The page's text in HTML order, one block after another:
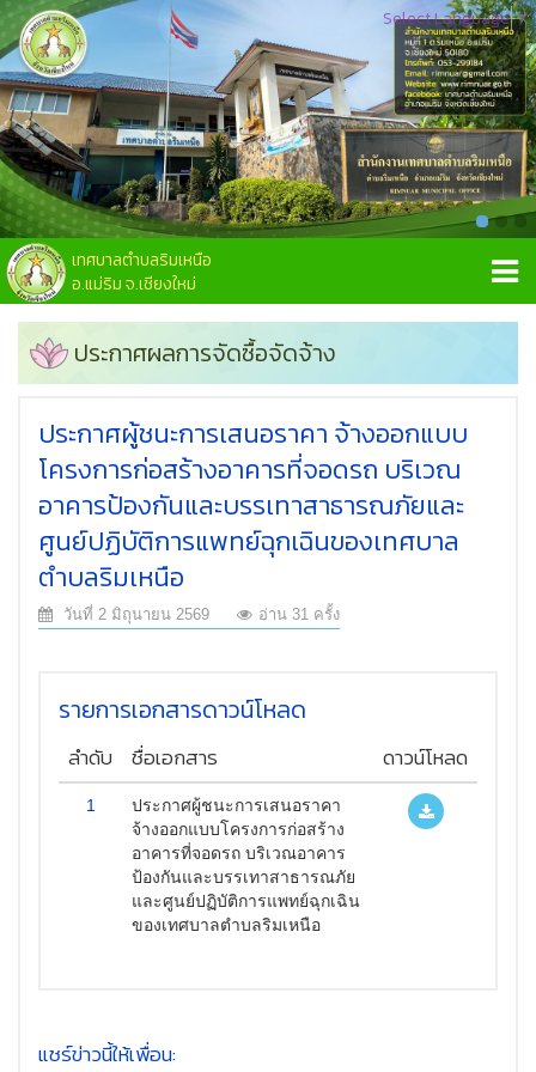
เทศบาลตำบลริมเหนือ
อ.แม่ริม จ.เชียงใหม่
Select Language▼
ประกาศผลการจัดซื้อจัดจ้าง
ประกาศผู้ชนะการเสนอราคา จ้างออกแบบ
โครงการก่อสร้างอาคารที่จอดรถ บริเวณ
อาคารป้องกันและบรรเทาสาธารณภัยและ
ศูนย์ปฏิบัติการแพทย์ฉุกเฉินของเทศบาล
ตำบลริมเหนือ
วันที่ 2 มิถุนายน 2569 อ่าน 31 ครั้ง
รายการเอกสารดาวน์โหลด
ลำดับ ชื่อเอกสาร ดาวน์โหลด
1
ประกาศผู้ชนะการเสนอราคา
จ้างออกแบบโครงการก่อสร้าง
อาคารที่จอดรถ บริเวณอาคาร
ป้องกันและบรรเทาสาธารณภัย
และศูนย์ปฏิบัติการแพทย์ฉุกเฉิน
ของเทศบาลตำบลริมเหนือ
แชร์ข่าวนี้ให้เพื่อน: